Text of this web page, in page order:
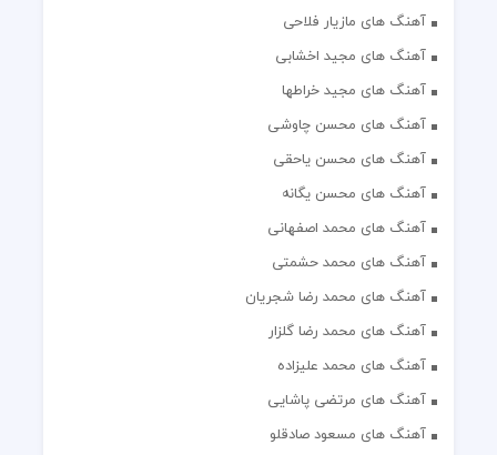
آهنگ های مازیار فلاحی
آهنگ های مجید اخشابی
آهنگ های مجید خراطها
آهنگ های محسن چاوشی
آهنگ های محسن یاحقی
آهنگ های محسن یگانه
آهنگ های محمد اصفهانی
آهنگ های محمد حشمتی
آهنگ های محمد رضا شجریان
آهنگ های محمد رضا گلزار
آهنگ های محمد علیزاده
آهنگ های مرتضی پاشایی
آهنگ های مسعود صادقلو